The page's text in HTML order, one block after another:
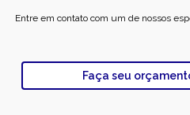
Entre em contato com um de nossos
Faça seu